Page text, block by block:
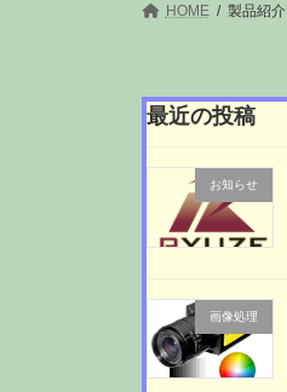
HOME 製品紹介
最近の投稿
お知らせ
画像処理